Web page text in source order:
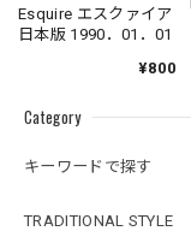
Category
キーワードで探す
TRADITIONAL STYLE
Esquire エスクァイア
日本版 1990．01．01
¥800